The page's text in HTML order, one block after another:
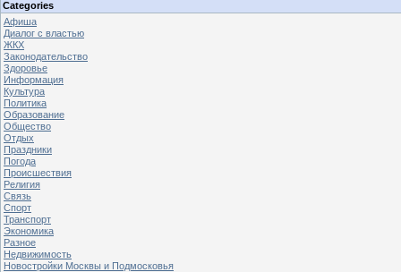
Categories
Афиша
Диалог с властью
ЖКХ
Законодательство
Здоровье
Информация
Культура
Политика
Образование
Общество
Отдых
Праздники
Погода
Происшествия
Религия
Связь
Спорт
Транспорт
Экономика
Разное
Недвижимость
Новостройки Москвы и Подмосковья